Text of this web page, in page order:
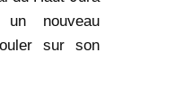
nouveau
sur son